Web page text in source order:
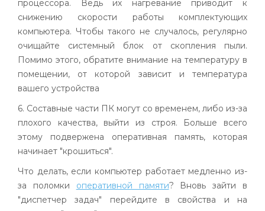
процессора. Ведь их нагревание приводит к
снижению скорости работы комплектующих
компьютера. Чтобы такого не случалось, регулярно
очищайте системный блок от скопления пыли.
Помимо этого, обратите внимание на температуру в
помещении, от которой зависит и температура
вашего устройства
6. Составные части ПК могут со временем, либо из-за
плохого качества, выйти из строя. Больше всего
этому подвержена оперативная память, которая
начинает "крошиться".
Что делать, если компьютер работает медленно из-
за поломки оперативной памяти? Вновь зайти в
"диспетчер задач" перейдите в свойства и на